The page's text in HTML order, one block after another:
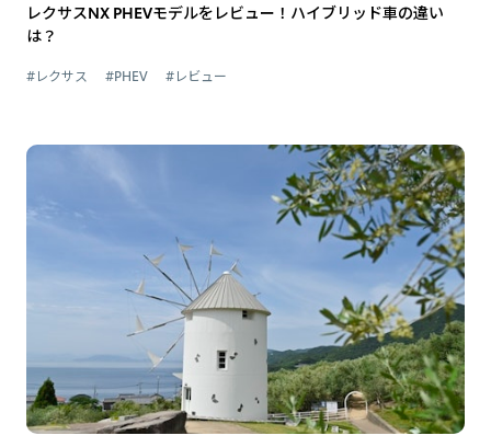
レクサスNX PHEVモデルをレビュー！ハイブリッド車の違い
は？
#レクサス #PHEV #レビュー